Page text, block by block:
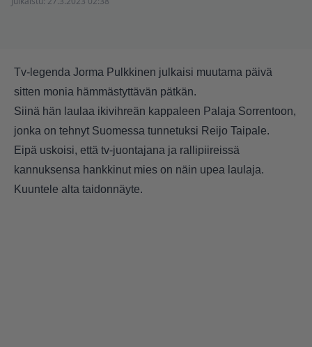
Tv-legenda Jorma Pulkkinen julkaisi muutama päivä
sitten monia hämmästyttävän pätkän.
Siinä hän laulaa ikivihreän kappaleen Palaja Sorrentoon,
jonka on tehnyt Suomessa tunnetuksi Reijo Taipale.
Eipä uskoisi, että tv-juontajana ja rallipiireissä
kannuksensa hankkinut mies on näin upea laulaja.
Kuuntele alta taidonnäyte.